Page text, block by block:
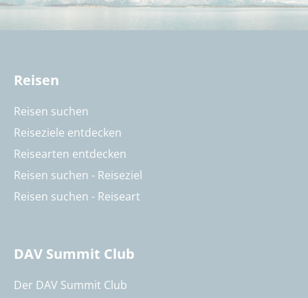
Reisen
Reisen suchen
Reiseziele entdecken
Reisearten entdecken
Reisen suchen - Reiseziel
Reisen suchen - Reiseart
DAV Summit Club
Der DAV Summit Club